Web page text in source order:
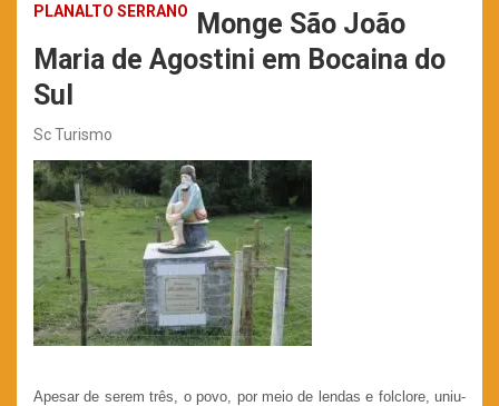
PLANALTO SERRANO
Monge São João
Maria de Agostini em Bocaina do
Sul
Sc Turismo
Apesar de serem três, o povo, por meio de lendas e folclore, uniu-